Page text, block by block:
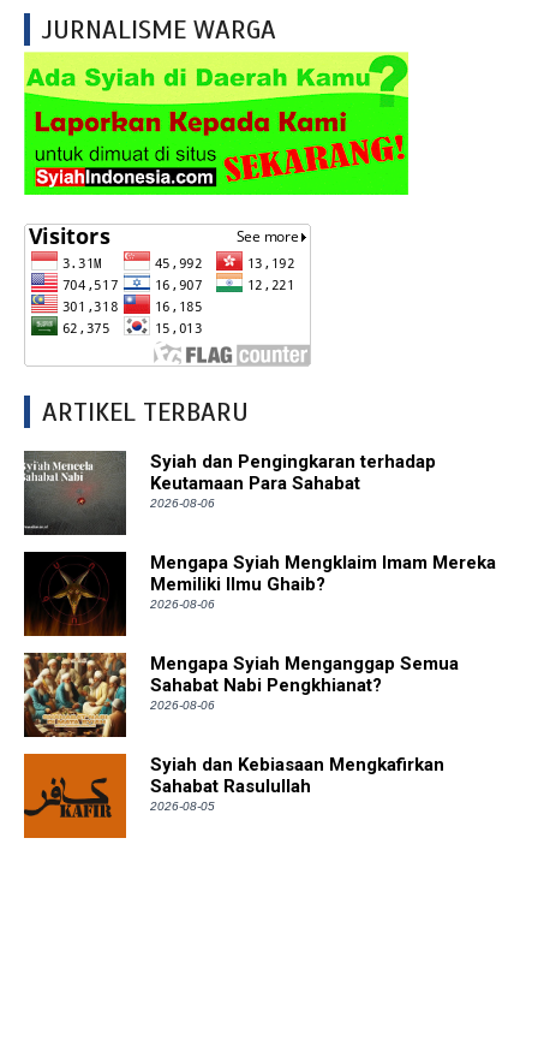
JURNALISME WARGA
ARTIKEL TERBARU
Syiah dan Pengingkaran terhadap
Keutamaan Para Sahabat
2026-08-06
Mengapa Syiah Mengklaim Imam Mereka
Memiliki Ilmu Ghaib?
2026-08-06
Mengapa Syiah Menganggap Semua
Sahabat Nabi Pengkhianat?
2026-08-06
Syiah dan Kebiasaan Mengkafirkan
Sahabat Rasulullah
2026-08-05